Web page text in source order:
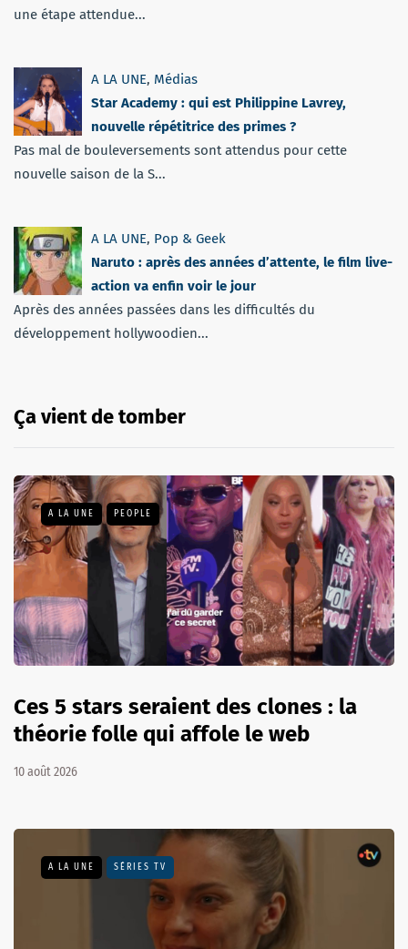
une étape attendue...
A LA UNE, Médias
Star Academy : qui est Philippine Lavrey,
nouvelle répétitrice des primes ?
Pas mal de bouleversements sont attendus pour cette
nouvelle saison de la S...
A LA UNE, Pop & Geek
Naruto : après des années d’attente, le film live-
action va enfin voir le jour
Après des années passées dans les difficultés du
développement hollywoodien...
Ça vient de tomber
A LA UNE PEOPLE
Ces 5 stars seraient des clones : la
théorie folle qui affole le web
10 août 2026
A LA UNE SÉRIES TV